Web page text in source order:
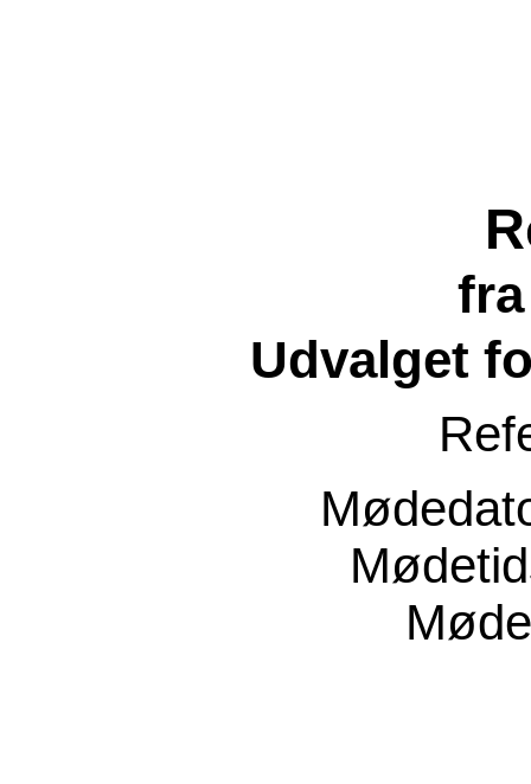
Udvalget